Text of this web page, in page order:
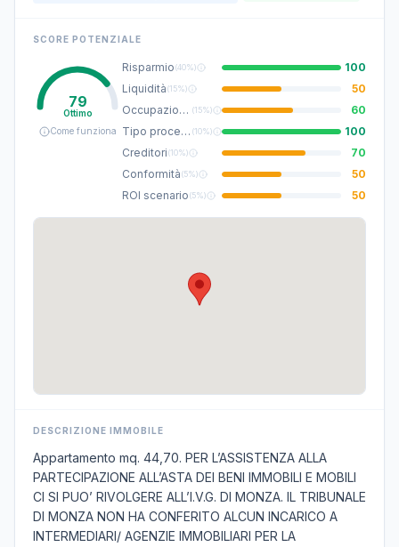
SCORE POTENZIALE
79
Ottimo
Come funziona
Risparmio(40%)
100
Liquidità(15%)
50
Occupazione (15%)
60
Tipo procedura (10%)
100
Creditori(10%)
70
Conformità(5%)
50
ROI scenario(5%) 50
DESCRIZIONE IMMOBILE
Appartamento mq. 44,70. PER L’ASSISTENZA ALLA
PARTECIPAZIONE ALL’ASTA DEI BENI IMMOBILI E MOBILI
CI SI PUO’ RIVOLGERE ALL’I.V.G. DI MONZA. IL TRIBUNALE
DI MONZA NON HA CONFERITO ALCUN INCARICO A
INTERMEDIARI/ AGENZIE IMMOBILIARI PER LA